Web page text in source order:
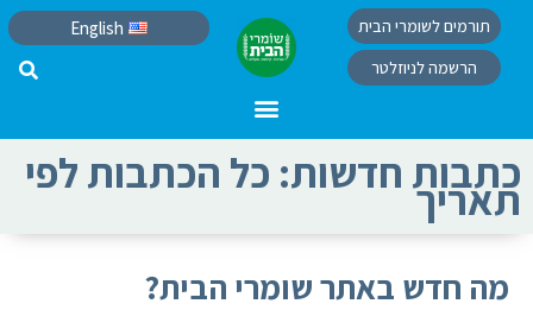
תורמים לשומרי הבית
הרשמה לניוזלטר
English
כתבות חדשות: כל הכתבות לפי
תאריך
מה חדש באתר שומרי הבית?